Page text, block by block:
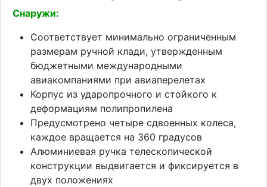
Снаружи:
Соответствует минимально ограниченным
размерам ручной клади, утвержденным
бюджетными международными
авиакомпаниями при авиаперелетах
Корпус из ударопрочного и стойкого к
деформациям полипропилена
Предусмотрено четыре сдвоенных колеса,
каждое вращается на 360 градусов
Алюминиевая ручка телескопической
конструкции выдвигается и фиксируется в
двух положениях